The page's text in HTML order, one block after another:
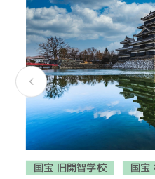
国宝 旧開智学校 国宝